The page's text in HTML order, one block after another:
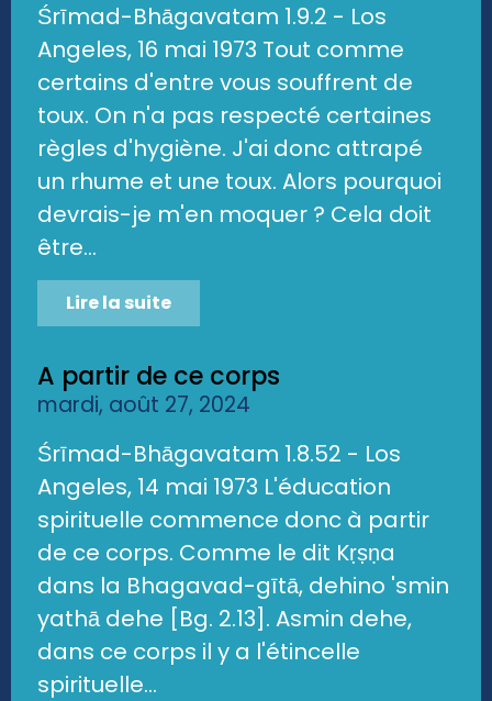
Śrīmad-Bhāgavatam 1.9.2 - Los
Angeles, 16 mai 1973 Tout comme
certains d'entre vous souffrent de
toux. On n'a pas respecté certaines
règles d'hygiène. J'ai donc attrapé
un rhume et une toux. Alors pourquoi
devrais-je m'en moquer ? Cela doit
être...
Lire la suite
A partir de ce corps
mardi, août 27, 2024
Śrīmad-Bhāgavatam 1.8.52 - Los
Angeles, 14 mai 1973 L'éducation
spirituelle commence donc à partir
de ce corps. Comme le dit Kṛṣṇa
dans la Bhagavad-gītā, dehino 'smin
yathā dehe [Bg. 2.13]. Asmin dehe,
dans ce corps il y a l'étincelle
spirituelle...